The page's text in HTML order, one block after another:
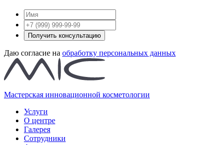
Получить консультацию
Даю согласие на обработку персональных данных
Мастерская инновационной косметологии
Услуги
О центре
Галерея
Сотрудники